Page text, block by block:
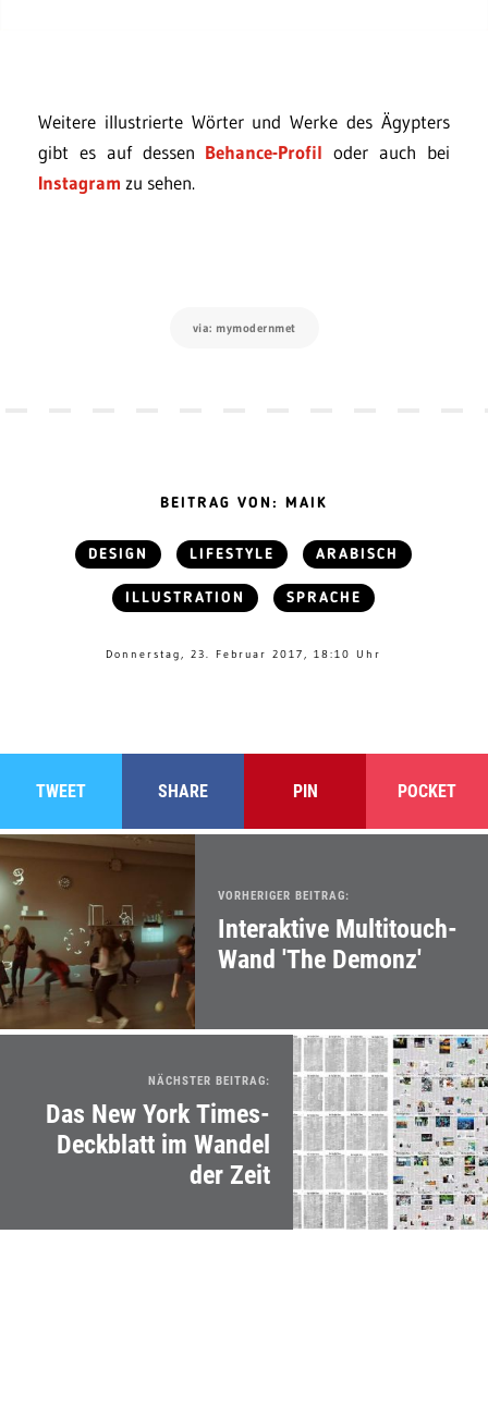
Weitere illustrierte Wörter und Werke des Ägypters
gibt es auf dessen Behance-Profil oder auch bei
Instagram zu sehen.
via: mymodernmet
BEITRAG VON: MAIK
DESIGN LIFESTYLE ARABISCH
ILLUSTRATION SPRACHE
Donnerstag, 23. Februar 2017, 18:10 Uhr
TWEET SHARE PIN POCKET
VORHERIGER BEITRAG:
Interaktive Multitouch-
Wand 'The Demonz'
NÄCHSTER BEITRAG:
Das New York Times-
Deckblatt im Wandel
der Zeit